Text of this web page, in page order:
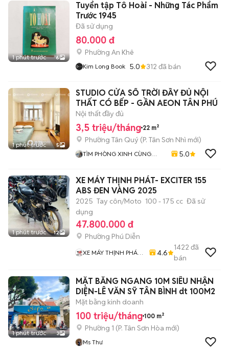
1 phút trước 6
Tuyển tập Tô Hoài - Những Tác Phẩm
Trước 1945
Đã sử dụng
80.000 đ
Phường An Khê
Kim Long Book 5.0 312 đã bán
1 phút trước 5
STUDIO CỬA SỔ TRỜI ĐẦY ĐỦ NỘI
THẤT CÓ BẾP - GẦN AEON TÂN PHÚ
Nội thất đầy đủ
3,5 triệu/tháng 22 m²
Phường Tân Quý (P. Tân Sơn Nhì mới)
TÌM PHÒNG XINH CÙNG
5.0
1 phút trước 12
XE MÁY THỊNH PHÁT- EXCITER 155
ABS ĐEN VÀNG 2025
2025 Tay côn/Moto 100 - 175 cc Đã sử
dụng
47.800.000 đ
Phường Phú Diễn
XE MÁY THỊNH PHÁT
4.6
1422 đã
bán
1 phút trước 3
MẶT BẰNG NGANG 10M SIÊU NHẬN
DIỆN-LÊ VĂN SỸ TÂN BÌNH dt 100M2
Mặt bằng kinh doanh
100 triệu/tháng 100 m²
Phường 1 (P. Tân Sơn Hòa mới)
Ms Thư